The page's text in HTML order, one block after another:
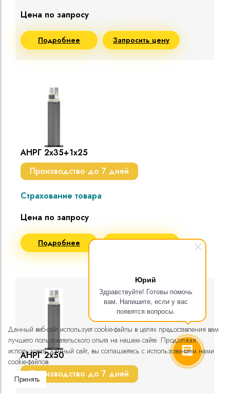
Юрий
Здравствуйте! Готовы помочь
вам. Напишите, если у вас
появятся вопросы.
Цена по запросу
Подробнее Запросить цену
АНРГ 2х35+1х25
Производство до 7 дней
Страхование товара
Цена по запросу
Подробнее Запросить цену
АНРГ 2х50
Производство до 7 дней
Данный веб-сайт использует cookie-файлы в целях предоставления вам
лучшего пользовательского опыта на нашем сайте. Продолжая
использовать данный сайт, вы соглашаетесь с использованием нами
cookie-файлов.
Принять